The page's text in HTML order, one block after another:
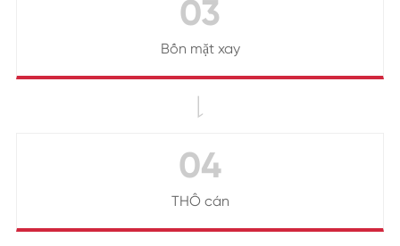
03
Bốn mặt xay

04
THÔ cán